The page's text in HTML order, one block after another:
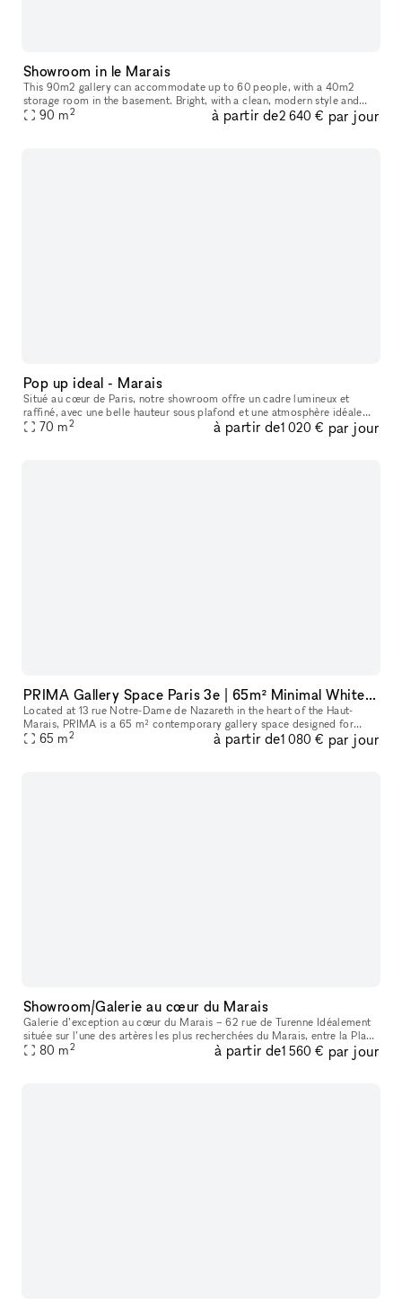
Showroom in le Marais
This 90m2 gallery can accommodate up to 60 people, with a 40m2
storage room in the basement. Bright, with a clean, modern style and
ample hanging space, this gallery is ideal for art exhibitions, sh
90 m2 à partir de2 640 € par jour
Pop up ideal - Marais
Situé au cœur de Paris, notre showroom offre un cadre lumineux et
raffiné, avec une belle hauteur sous plafond et une atmosphère idéale
pour accueillir des marques, des collections et des événements
70 m2 à partir de1 020 € par jour
PRIMA Gallery Space Paris 3e | 65m² Minimal White Cube in Haut-Marais
Located at 13 rue Notre-Dame de Nazareth in the heart of the Haut-
Marais, PRIMA is a 65 m² contemporary gallery space designed for
exhibitions, pop-ups, showrooms, fashion presentations, castings, ev
65 m2 à partir de1 080 € par jour
Showroom/Galerie au cœur du Marais
Galerie d’exception au cœur du Marais – 62 rue de Turenne Idéalement
située sur l’une des artères les plus recherchées du Marais, entre la Place
des Vosges et la rue de Bretagne, la galerie bénéficie
80 m2 à partir de1 560 € par jour